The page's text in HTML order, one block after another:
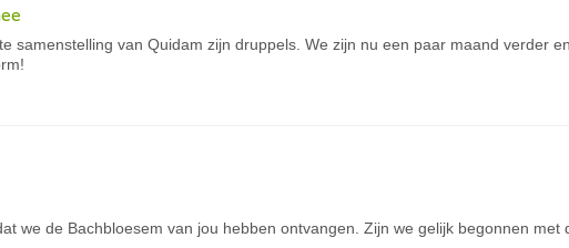
samenstelling van Quidam zijn druppels. We zijn nu een paar maand verder
we de Bachbloesem van jou hebben ontvangen. Zijn we gelijk begonnen met